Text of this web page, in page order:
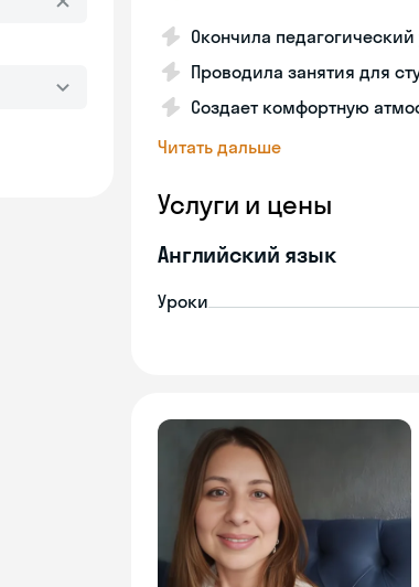
Окончила
Проводила занятия для
Создает комфортную
Читать дальше
Услуги и цены
Английский язык
Уроки